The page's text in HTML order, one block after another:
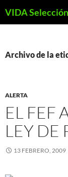
VIDA
Archivo de la
ALERTA
EL FEF
LEY DE
13 FEBRERO, 2009